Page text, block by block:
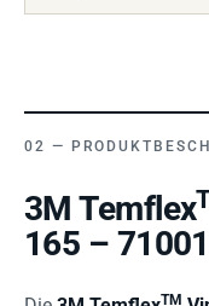
3M Temflex
165 –
TM